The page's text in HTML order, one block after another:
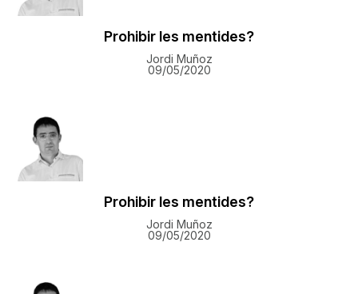
Prohibir les mentides?
Jordi Muñoz
09/05/2020
Prohibir les mentides?
Jordi Muñoz
09/05/2020